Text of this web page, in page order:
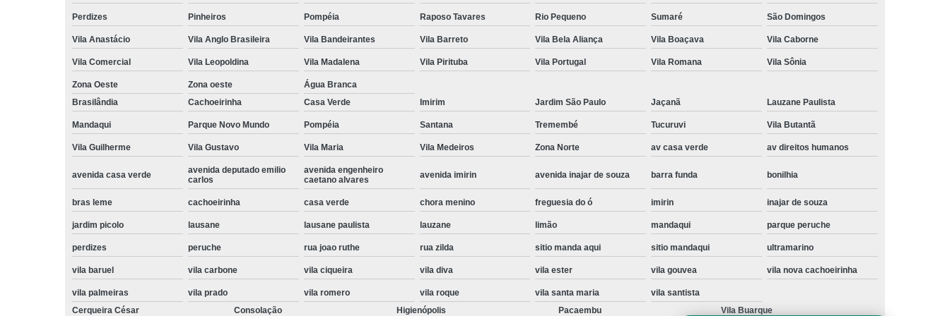
Instalação de Maquina de Lavar Roupa
Instalação de Maquina de Lavar Samsung
Instalação Eletrica Maquina de Lavar Roupa
Instalação Maquina de Lavar Roupa
Instalação Maquina de Lavar Samsung
Instalação Maquina Lavar e Seca
Instalar Maquina Lavar Roupa
Maquina de Lavar Roupa Instalação
Samsung Instalação Maquina de Lavar
Instalação de Lava e Seca
Instalação de Lava e Seca Samsung
Instalação de Maquina Lava e Seca
Instalação Maquina Lava e Seca
Instalação Maquina Lava e Seca Samsung
Instalação Samsung Lava e Seca
Lava e Seca Instalação
Lava e Seca Samsung Instalação
Samsung Instalação Lava e Seca
Manutenção de Fogão
Manutenção de Fogão a Gas
Manutenção de Fogão Cooktop
Manutenção de Fogão Electrolux
Manutenção em Fogão
Perdizes Pinheiros Pompéia Raposo Tavares Rio Pequeno Sumaré São Domingos
Vila Anastácio Vila Anglo Brasileira Vila Bandeirantes Vila Barreto Vila Bela Aliança Vila Boaçava Vila Caborne
Vila Comercial Vila Leopoldina Vila Madalena Vila Pirituba Vila Portugal Vila Romana Vila Sônia
Zona Oeste Zona oeste
Água Branca
Brasilândia
Cachoeirinha Casa Verde Imirim Jardim São Paulo Jaçanã Lauzane Paulista
Mandaqui Parque Novo Mundo Pompéia Santana Tremembé Tucuruvi Vila Butantã
Vila Guilherme Vila Gustavo Vila Maria Vila Medeiros Zona Norte av casa verde av direitos humanos
avenida casa verde
avenida deputado emilio
carlos
avenida engenheiro
caetano alvares
avenida imirin avenida inajar de souza barra funda bonilhia
bras leme cachoeirinha casa verde chora menino freguesia do ó imirin inajar de souza
jardim picolo lausane lausane paulista lauzane limão mandaqui parque peruche
perdizes peruche rua joao ruthe rua zilda sitio manda aqui sitio mandaqui ultramarino
vila baruel vila carbone vila ciqueira vila diva vila ester vila gouvea vila nova cachoeirinha
vila palmeiras vila prado vila romero vila roque vila santa maria
vila santista
Cerqueira César
Consolação Higienópolis Pacaembu Vila Buarque